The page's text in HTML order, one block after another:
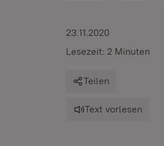
23.11.2020
Lesezeit: 2 Minuten
Teilen
Text vorlesen